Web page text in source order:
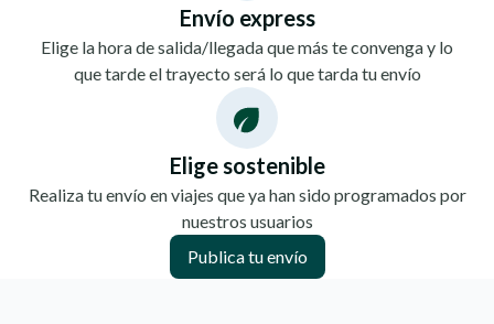
Envío express
Elige la hora de salida/llegada que más te convenga y lo
que tarde el trayecto será lo que tarda tu envío
Elige sostenible
Realiza tu envío en viajes que ya han sido programados por
nuestros usuarios
Publica tu envío